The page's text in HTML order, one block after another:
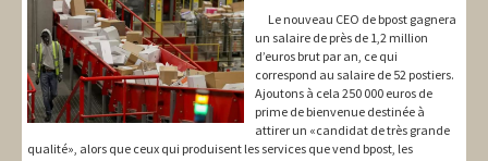
Le nouveau CEO de bpost gagnera
un salaire de près de 1,2 million
d’euros brut par an, ce qui
correspond au salaire de 52 postiers.
Ajoutons à cela 250 000 euros de
prime de bienvenue destinée à
attirer un «candidat de très grande
qualité», alors que ceux qui produisent les services que vend bpost, les